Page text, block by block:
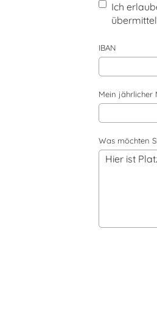
Ich
IBAN
Mein jährlicher
Was möchten